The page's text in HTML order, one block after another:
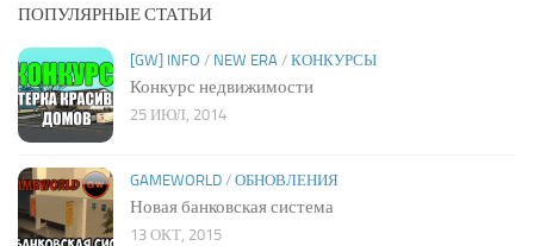
ПОПУЛЯРНЫЕ СТАТЬИ
[GW] INFO / NEW ERA / КОНКУРСЫ
Конкурс недвижимости
25 ИЮЛ, 2014
GAMEWORLD / ОБНОВЛЕНИЯ
Новая банковская система
13 ОКТ, 2015